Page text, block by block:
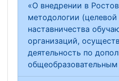
«О внедрении в
методологии
наставничества
организаций,
деятельность по